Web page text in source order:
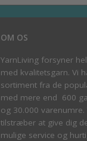
OM OS
YarnLiving forsyner
med kvalitetsgarn. Vi
sortiment fra de
med mere end 600
og 30.000
tilstræber at give dig
mulige service og